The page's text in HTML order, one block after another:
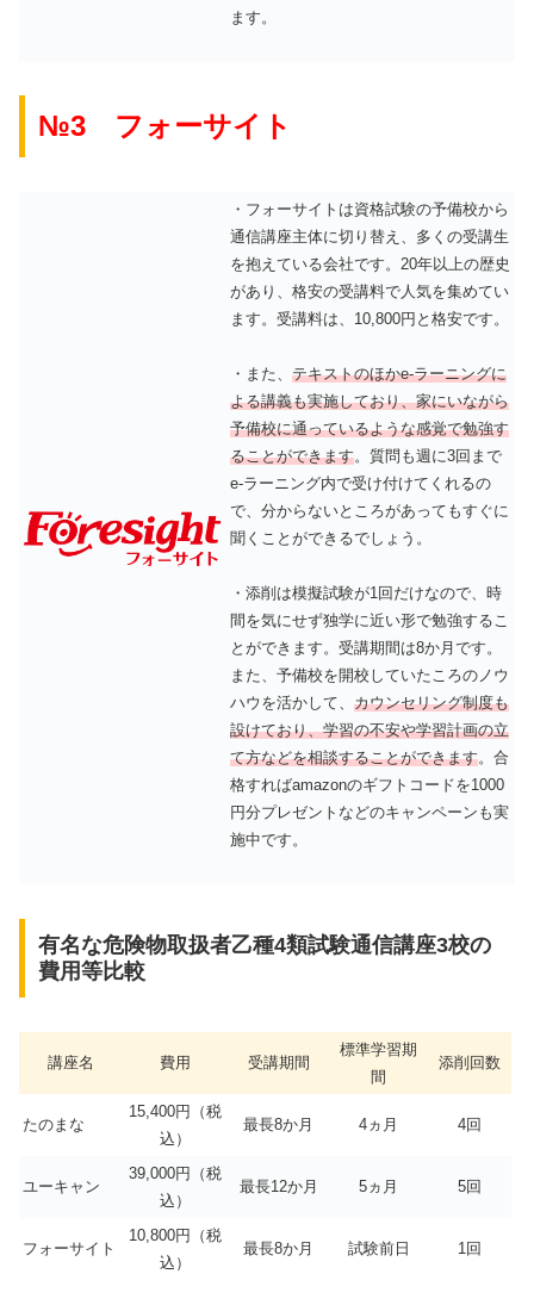
ます。
№3 フォーサイト
・フォーサイトは資格試験の予備校から
通信講座主体に切り替え、多くの受講生
を抱えている会社です。20年以上の歴史
があり、格安の受講料で人気を集めてい
ます。受講料は、10,800円と格安です。
・また、 テキストのほかe-ラーニングに
よる講義も実施しており、家にいながら
予備校に通っているような感覚で勉強す
ることができます。質問も週に3回まで
e-ラーニング内で受け付けてくれるの
で、分からないところがあってもすぐに
聞くことができるでしょう。
・添削は模擬試験が1回だけなので、時
間を気にせず独学に近い形で勉強するこ
とができます。受講期間は8か月です。
また、予備校を開校していたころのノウ
ハウを活かして、 カウンセリング制度も
設けており、学習の不安や学習計画の立
て方などを相談することができます。合
格すればamazonのギフトコードを1000
円分プレゼントなどのキャンペーンも実
施中です。
有名な危険物取扱者乙種4類試験通信講座3校の
費用等比較
講座名 費用 受講期間
標準学習期
間
添削回数
たのまな
15,400円（税
込）
最長8か月 4ヵ月 4回
ユーキャン
39,000円（税
込）
最長12か月 5ヵ月 5回
フォーサイト
10,800円（税
込）
最長8か月 試験前日 1回